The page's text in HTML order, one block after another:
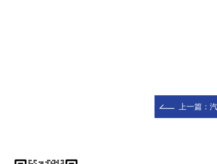
上一篇：